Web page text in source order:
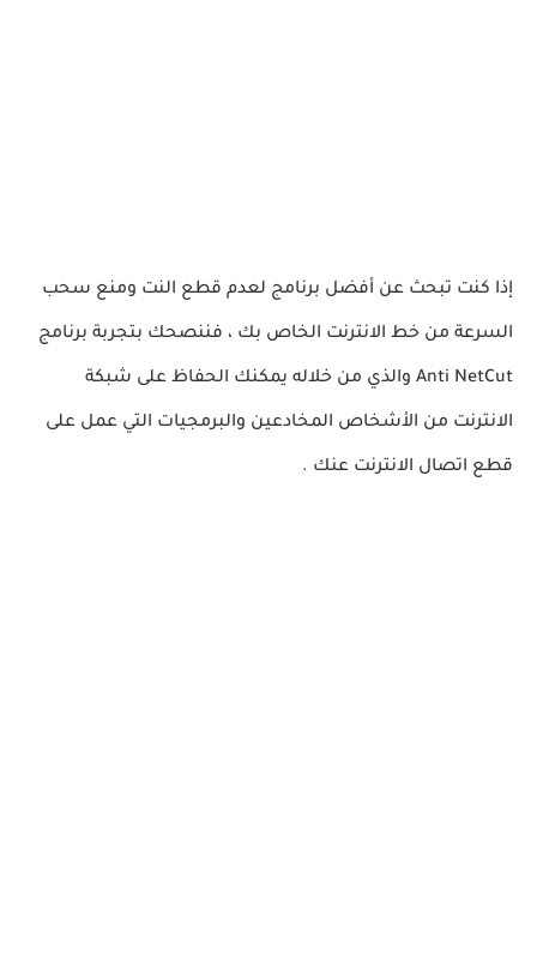
إذا كنت تبحث عن أفضل برنامج لعدم قطع النت ومنع سحب
السرعة من خط الانترنت الخاص بك ، فننصحك بتجربة برنامج
Anti NetCut والذي من خلاله يمكنك الحفاظ على شبكة
الانترنت من الأشخاص المخادعين والبرمجيات التي عمل على
قطع اتصال الانترنت عنك .